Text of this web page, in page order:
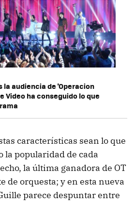
la audiencia de 'Operacion
Video ha conseguido lo que
características sean lo que
la popularidad de cada
la última ganadora de OT
de orquesta; y en esta nueva
parece despuntar entre